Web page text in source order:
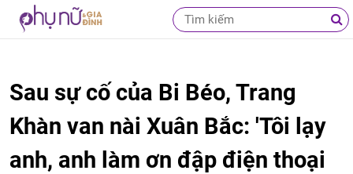
Sau sự cố của Bi Béo, Trang
Khàn van nài Xuân Bắc: 'Tôi lạy
anh, anh làm ơn đập điện thoại